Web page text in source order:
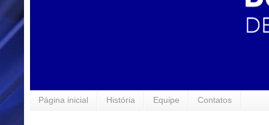
Página inicial História Equipe Contatos